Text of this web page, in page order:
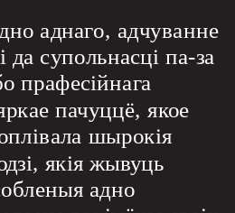
аднаго, адчуванне
супольнасці па-за
прафесійнага
пачуццё, якое
шырокія
якія жывуць
адно